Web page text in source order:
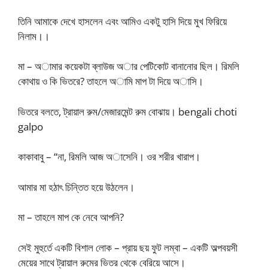
তিনি আমাকে দেখে হাসলেন এবং আমিও একটু হাসি দিয়ে মুখ ফিরিয়ে
নিলাম।।
মা – অামার কয়েকটা ব্লাউজ অার পেটিকোট বানানোর ছিল। রিমলি
কোথায় ও কি ভিতরে? তাহলে অামি মাপ টা দিয়ে অাসি।
ভিতরে বলতে, ট্রায়াল রুম/মেজারমেন্ট রুম বোঝায়। bengali choti
galpo
কাকাবাবু – “না, রিমলি আজ অাসেনি। ওর শরীর খারাপ।
আমার মা হঠাৎ চিন্তিত হয়ে উঠলেন।
মা – তাহলে মাপ কে নেবে আপনি?
সেই মুহুর্তে একটি বিশাল লোক – প্রায় ছয় ফুট লম্বা – একটি অল্পবয়সী
মেয়ের সাথে ট্রায়াল রুমের ভিতর থেকে বেরিয়ে আসে।